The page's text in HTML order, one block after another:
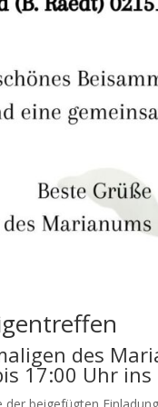
des
17:00 Uhr